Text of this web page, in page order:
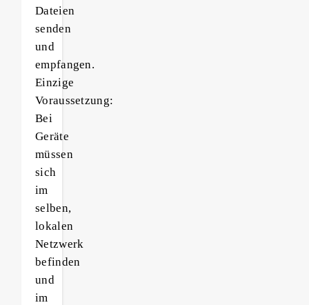
Dateien
senden
und
empfangen.
Einzige
Voraussetzung:
Bei
Geräte
müssen
sich
im
selben,
lokalen
Netzwerk
befinden
und
im